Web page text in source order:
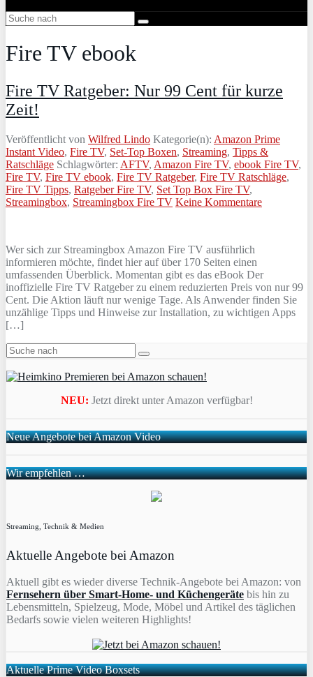
Fire TV ebook
Fire TV Ratgeber: Nur 99 Cent für kurze
Zeit!
Veröffentlicht von Wilfred Lindo Kategorie(n): Amazon Prime
Instant Video, Fire TV, Set-Top Boxen, Streaming, Tipps &
Ratschläge Schlagwörter: AFTV, Amazon Fire TV, ebook Fire TV,
Fire TV, Fire TV ebook, Fire TV Ratgeber, Fire TV Ratschläge,
Fire TV Tipps, Ratgeber Fire TV, Set Top Box Fire TV,
Streamingbox, Streamingbox Fire TV Keine Kommentare
Wer sich zur Streamingbox Amazon Fire TV ausführlich
informieren möchte, findet hier auf über 170 Seiten einen
umfassenden Überblick. Momentan gibt es das eBook Der
inoffizielle Fire TV Ratgeber zu einem reduzierten Preis von nur 99
Cent. Die Aktion läuft nur wenige Tage. Als Anwender finden Sie
unzählige Tipps und Hinweise zur Installation, zu wichtigen Apps
[…]
NEU: Jetzt direkt unter Amazon verfügbar!
Neue Angebote bei Amazon Video
Wir empfehlen …
Streaming, Technik & Medien
Aktuelle Angebote bei Amazon
Aktuell gibt es wieder diverse Technik-Angebote bei Amazon: von
Fernsehern über Smart-Home- und Küchengeräte bis hin zu
Lebensmitteln, Spielzeug, Mode, Möbel und Artikel des täglichen
Bedarfs sowie vielen weiteren Highlights!
Aktuelle Prime Video Boxsets